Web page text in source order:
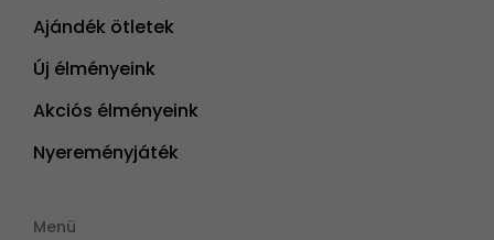
Ajándék ötletek
Új élményeink
Akciós élményeink
Nyereményjáték
Menü